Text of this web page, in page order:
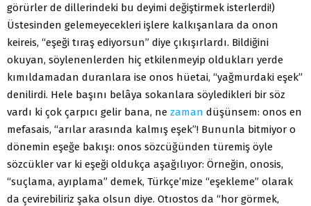
görürler de dillerindeki bu deyimi değiştirmek isterlerdi!)
Üstesinden gelemeyecekleri işlere kalkışanlara da onon
keireis, “eşeği tıraş ediyorsun” diye çıkışırlardı. Bildiğini
okuyan, söylenenlerden hiç etkilenmeyip oldukları yerde
kımıldamadan duranlara ise onos hüetai, “yağmurdaki eşek”
denilirdi. Hele başını belâya sokanlara söyledikleri bir söz
vardı ki çok çarpıcı gelir bana, ne zaman düşünsem: onos en
mefasais, “arılar arasında kalmış eşek”! Bununla bitmiyor o
dönemin eşeğe bakışı: onos sözcüğünden türemiş öyle
sözcükler var ki eşeği oldukça aşağılıyor: Örneğin, onosis,
“suçlama, ayıplama” demek, Türkçe’mize “eşekleme” olarak
da çevirebiliriz şaka olsun diye. Otıostos da “hor görmek,